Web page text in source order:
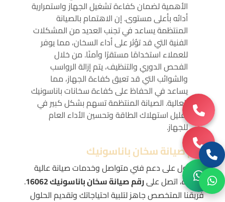
الأهمية لضمان كفاءة تشغيل الجهاز واستمرارية
أدائه بأعلى مستوى. إن الاهتمام بالصيانة
المنتظمة يساعد في تجنب العديد من المشكلات
الفنية التي قد تؤثر على أداء السخان، مما يوفر
للعملاء استخدامًا مستقرًا وآمنًا. من خلال
الفحص الدوري والتنظيف، يتم إزالة الرواسب
والشوائب التي قد تعيق كفاءة الجهاز، مما
يساعد في الحفاظ على كفاءة سخانات باناسونيك
العالية. الصيانة المنتظمة تسهم بشكل كبير في
تقليل استهلاك الطاقة وتحسين الأداء العام
للجهاز.
رقم صيانة سخان باناسونيك
للحصول على دعم فني متواصل وخدمات صيانة عالية
الجودة، اتصل علىرقم صيانة سخان باناسونيك 16062
.
فريقنا المتخصص جاهز لتلبية احتياجاتك وتقديم الحلول